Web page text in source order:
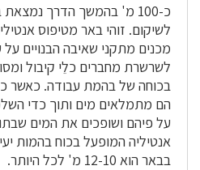
כ-100 מ' בהמשך הדרך
לשיקום. זוהי באר מטיפוס
מכנים מתקני שאיבה הבנויים
לשרשרת מחברים כלֵי קיבול
בכוחה של בהמת עבודה. כאשר
הם מתמלאים מים ותוך כדי
על פיהם ושופכים את המים
אנטיליה המופעל בכוח בהמות
בבאר הוא 12-10 מ' לכל היותר.